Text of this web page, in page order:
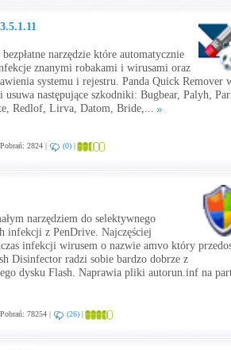
narzędzie które automatycznie
znanymi robakami i wirusami oraz
systemu i rejestru. Panda Quick Remover
następujące szkodniki: Bugbear, Palyh,
Redlof, Lirva, Datom, Bride,...
2824 | (0) |
narzędziem do selektywnego
infekcji z PenDrive. Najczęściej
infekcji wirusem o nazwie amvo który
Disinfector radzi sobie bardzo dobrze z
dysku Flash. Naprawia pliki autorun.inf na
78254 | (26) |